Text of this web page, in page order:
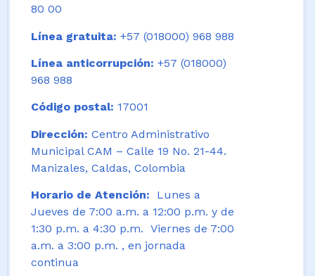
80 00
Línea gratuita: +57 (018000) 968 988
Línea anticorrupción: +57 (018000)
968 988
Código postal: 17001
Dirección: Centro Administrativo
Municipal CAM – Calle 19 No. 21-44.
Manizales, Caldas, Colombia
Horario de Atención: Lunes a
Jueves de 7:00 a.m. a 12:00 p.m. y de
1:30 p.m. a 4:30 p.m. Viernes de 7:00
a.m. a 3:00 p.m. , en jornada
continua